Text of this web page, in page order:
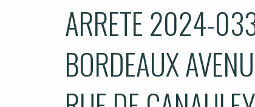
ARRETE 2024-
BORDEAUX